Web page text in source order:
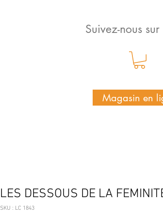
Suivez-nous sur
Magasin en
LES DESSOUS DE LA
SKU : LC 1843